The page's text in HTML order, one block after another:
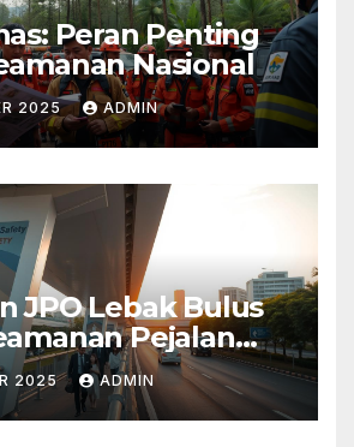
Peran Penting
Nasional
2025 ADMIN
JPO Lebak Bulus
Pejalan
2025 ADMIN